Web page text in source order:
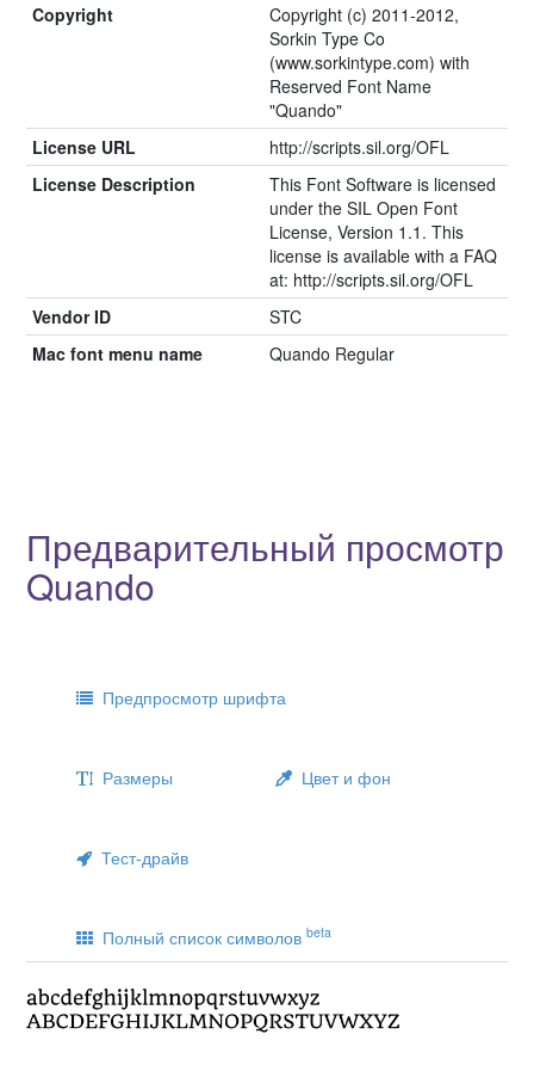
Copyright
Copyright (c) 2011-2012,
Sorkin Type Co
(www.sorkintype.com) with
Reserved Font Name
"Quando"
License URL
http://scripts.sil.org/OFL
License Description
This Font Software is licensed
under the SIL Open Font
License, Version 1.1. This
license is available with a FAQ
at: http://scripts.sil.org/OFL
Vendor ID
STC
Mac font menu name
Quando Regular
Предварительный просмотр
Quando
Предпросмотр шрифта
Размеры Цвет и фон
Тест-драйв
Полный список символов beta